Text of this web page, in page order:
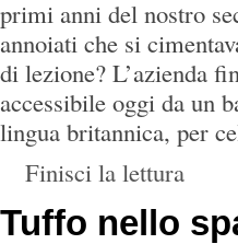
primi anni del nostro
annoiati che si
di lezione? L’azienda
accessibile oggi da un
lingua britannica, per
Finisci la lettura
Tuffo nello